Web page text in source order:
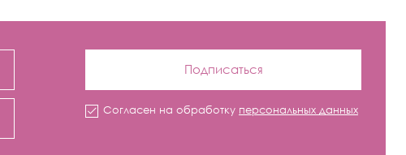
Подписаться
Согласен на обработку персональных данных